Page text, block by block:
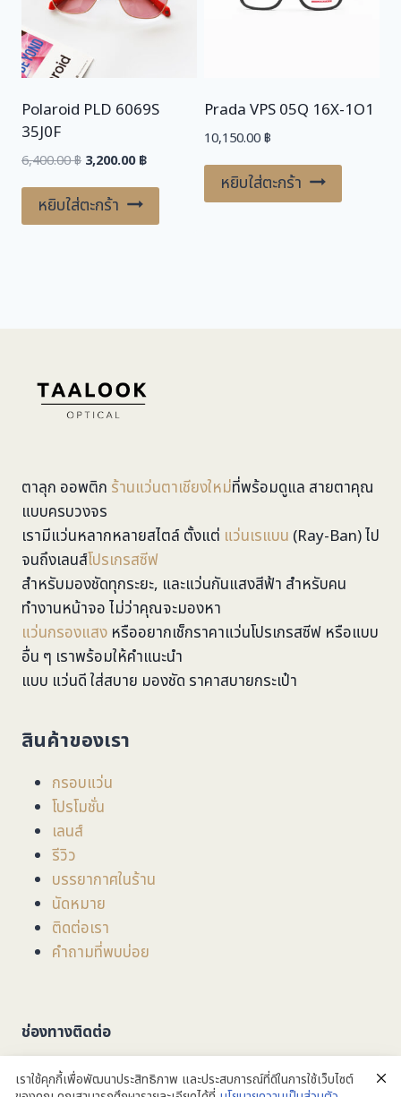
Polaroid PLD 6069S
35J0F
6,400.00฿ Original
was:
6,400.00 ฿.
3,200.00฿
3,200.00 ฿.
หยิบใส่ตะกร้า
Prada VPS 05Q 16X-1O1
10,150.00฿
หยิบใส่ตะกร้า
ตาลุก ออพติก ร้านแว่นตาเชียงใหม่ที่พร้อมดูแล สายตาคุณ
แบบครบวงจร
เรามีแว่นหลากหลายสไตล์ ตั้งแต่ แว่นเรแบน (Ray-Ban) ไป
จนถึงเลนส์โปรเกรสซีฟ
สำหรับมองชัดทุกระยะ, และแว่นกันแสงสีฟ้า สำหรับคน
ทำงานหน้าจอ ไม่ว่าคุณจะมองหา
แว่นกรองแสง หรืออยากเช็กราคาแว่นโปรเกรสซีฟ หรือแบบ
อื่น ๆ เราพร้อมให้คำแนะนำ
แบบ แว่นดี ใส่สบาย มองชัด ราคาสบายกระเป๋า
สินค้าของเรา
กรอบแว่น
โปรโมชั่น
เลนส์
รีวิว
บรรยากาศในร้าน
นัดหมาย
ติดต่อเรา
คำถามที่พบบ่อย
ช่องทางติดต่อ
ที่อยู่: 201/3/1 ถนน มหิดล ตำบลหายยา อำเภอเมือง
เราใช้คุกกี้เพื่อพัฒนาประสิทธิภาพ และประสบการณ์ที่ดีในการใช้เว็บไซต์